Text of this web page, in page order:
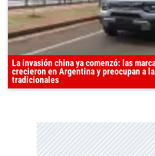
La invasión china ya comenzó: las
crecieron en Argentina y preocupan a
tradicionales